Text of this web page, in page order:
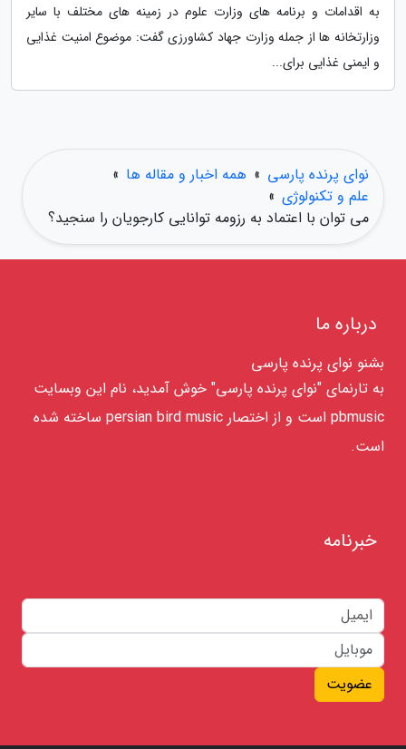
به اقدامات و برنامه های وزارت علوم در زمینه های مختلف با سایر
وزارتخانه ها از جمله وزارت جهاد کشاورزی گفت: موضوع امنیت غذایی
و ایمنی غذایی برای...
نوای پرنده پارسی » همه اخبار و مقاله ها »
علم و تکنولوژی »
می توان با اعتماد به رزومه توانایی کارجویان را سنجید؟
درباره ما
بشنو نوای پرنده پارسی
به تارنمای "نوای پرنده پارسی" خوش آمدید، نام این وبسایت
pbmusic است و از اختصار persian bird music ساخته شده
است.
خبرنامه
عضویت